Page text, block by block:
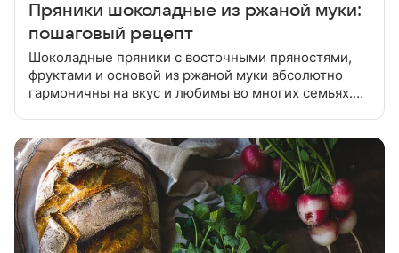
Пряники шоколадные из ржаной муки:
пошаговый рецепт
Шоколадные пряники с восточными пряностями,
фруктами и основой из ржаной муки абсолютно
гармоничны на вкус и любимы во многих семьях.